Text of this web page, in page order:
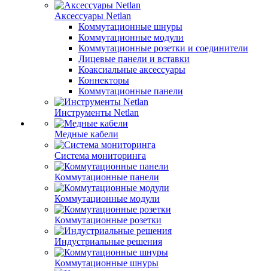
Аксессуары Netlan
Коммутационные шнуры
Коммутационные модули
Коммутационные розетки и соединители
Лицевые панели и вставки
Коаксиальные аксессуары
Коннекторы
Коммутационные панели
Инструменты Netlan
Медные кабели
Система мониторинга
Коммутационные панели
Коммутационные модули
Коммутационные розетки
Индустриальные решения
Коммутационные шнуры